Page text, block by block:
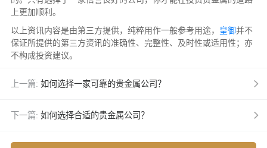
上更加顺利。
以上资讯内容是由第三方提供，纯粹用作一般参考用途， 皇御并不
保证所提供的第三方资讯的准确性、完整性、及时性或适用性；亦
不构成投资建议。
上一篇: 如何选择一家可靠的贵金属公司？
下一篇: 如何选择合适的贵金属公司？